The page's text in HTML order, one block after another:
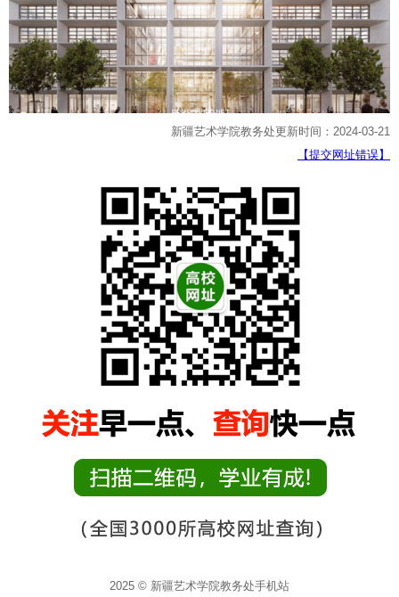
新疆艺术学院教务处更新时间：2024-03-21
【提交网址错误】
2025 © 新疆艺术学院教务处手机站